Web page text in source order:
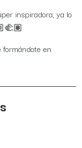
inspiradora, ya lo
formándote en